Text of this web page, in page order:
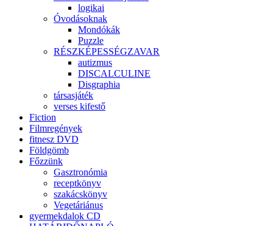
logikai
Óvodásoknak
Mondókák
Puzzle
RÉSZKÉPESSÉGZAVAR
autizmus
DISCALCULINE
Disgraphia
társasjáték
verses kifestő
Fiction
Filmregények
fitnesz DVD
Földgömb
Főzzünk
Gasztronómia
receptkönyv
szakácskönyv
Vegetáriánus
gyermekdalok CD